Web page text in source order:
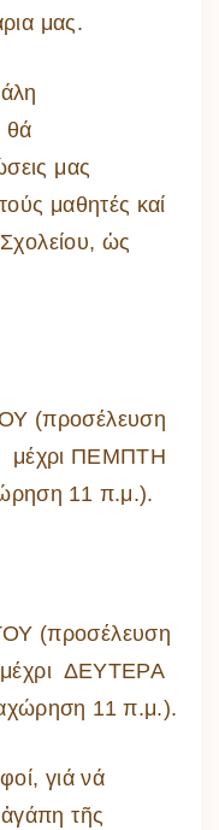
μας.
θά
μας
μαθητές καί
ὡς
(προσέλευση
μέχρι ΠΕΜΠΤΗ
11 π.μ.).
(προσέλευση
ΔΕΥΤΕΡΑ
11 π.μ.).
γιά νά
τῆς